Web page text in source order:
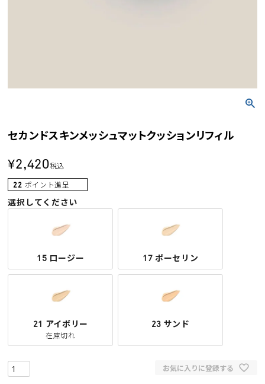
セカンドスキンメッシュマットクッションリフィル
¥2,420税込
22 ポイント進呈
選択してください
15 ロージー 17 ポーセリン
21 アイボリー
在庫切れ
23 サンド
お気に入りに登録する